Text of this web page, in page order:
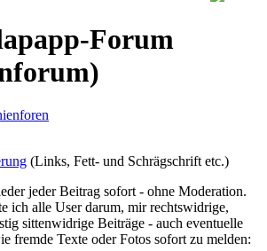
Forum
(Links, Fett- und Schrägschrift etc.)
jeder Beitrag sofort - ohne Moderation.
ich alle User darum, mir rechtswidrige,
sittenwidrige Beiträge - auch eventuelle
fremde Texte oder Fotos sofort zu melden: